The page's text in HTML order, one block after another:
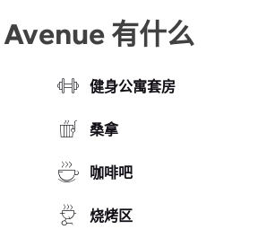
有什么
健身公寓套房
桑拿
咖啡吧
烧烤区